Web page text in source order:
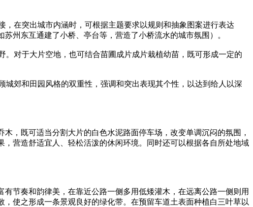
在突出城市内涵时，可根据主题要求以规则和抽象图案进行表达
州东互通建了小桥、亭台等，营造了小桥流水的城市氛围）。
对于大片空地，也可结合苗圃成片成片栽植幼苗，既可形成一定的
郊和田园风格的双重性，强调和突出表现其个性，以达到给人以深
既可适当分割大片的白色水泥路面停车场，改变单调沉闷的氛围，
营造舒适宜人、轻松活泼的休闲环境。同时还可以根据各自所处地域
节奏和韵律美，在靠近公路一侧多用低矮灌木，在远离公路一侧则用
使之形成一条景观良好的绿化带。在预留车道土表面种植白三叶草以